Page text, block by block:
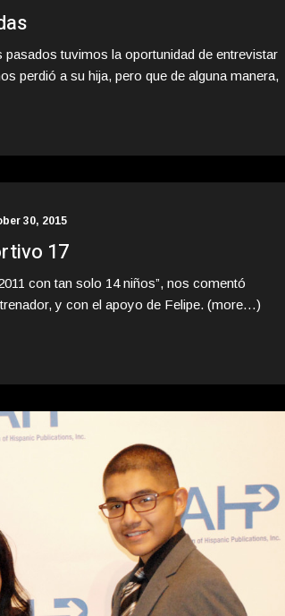
tuvimos la oportunidad de entrevistar
perdió a su hija, pero que de alguna manera,
30, 2015
17
con tan solo 14 niños”, nos comentó
y con el apoyo de Felipe. (more…)